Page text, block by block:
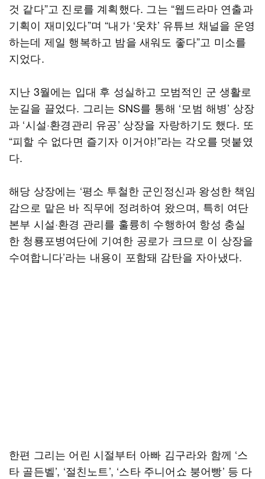
것 같다”고 진로를 계획했다. 그는 “웹드라마 연출과
기획이 재미있다”며 “내가 ‘웃챠’ 유튜브 채널을 운영
하는데 제일 행복하고 밤을 새워도 좋다”고 미소를
지었다.
지난 3월에는 입대 후 성실하고 모범적인 군 생활로
눈길을 끌었다. 그리는 SNS를 통해 ‘모범 해병’ 상장
과 ‘시설·환경관리 유공’ 상장을 자랑하기도 했다. 또
“피할 수 없다면 즐기자 이거야!”라는 각오를 덧붙였
다.
해당 상장에는 ‘평소 투철한 군인정신과 왕성한 책임
감으로 맡은 바 직무에 정려하여 왔으며, 특히 여단
본부 시설·환경 관리를 훌륭히 수행하여 항성 충실
한 청룡포병여단에 기여한 공로가 크므로 이 상장을
수여합니다’라는 내용이 포함돼 감탄을 자아냈다.
한편 그리는 어린 시절부터 아빠 김구라와 함께 ‘스
타 골든벨’, ‘절친노트’, ‘스타 주니어쇼 붕어빵’ 등 다